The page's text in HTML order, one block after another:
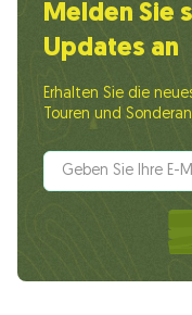
Melden Sie
Updates an
Erhalten Sie die
Touren und